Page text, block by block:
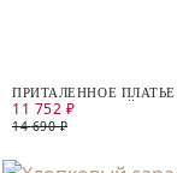
ПРИТАЛЕННОЕ ПЛАТЬЕ
БУКЛИРОВАННОЙ
ТКАНИ
11 752 ₽
14 690 ₽